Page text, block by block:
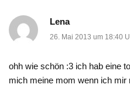
Lena
26. Mai 2013 um 18:40
ohh wie schön :3 ich hab eine
mich meine mom wenn ich